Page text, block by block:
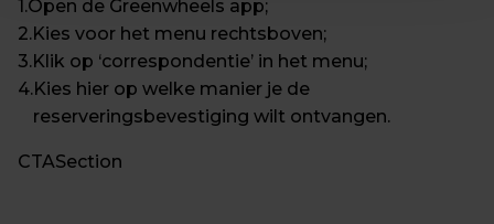
1.Open de Greenwheels app;
2.Kies voor het menu rechtsboven;
3.Klik op ‘correspondentie’ in het menu;
4.Kies hier op welke manier je de
reserveringsbevestiging wilt ontvangen.
CTASection